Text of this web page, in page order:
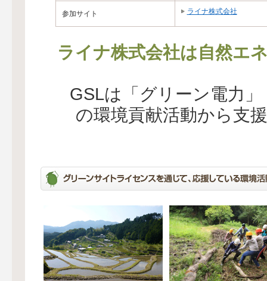
参加サイト ライナ株式会社
ライナ株式会社は自然エ
GSLは「グリーン電力
の環境貢献活動から支